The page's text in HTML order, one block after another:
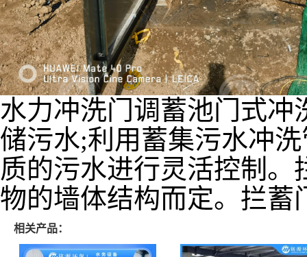
水力冲洗门调蓄池门式冲
储污水;利用蓄集污水冲
质的污水进行灵活控制
物的墙体结构而定。拦蓄
相关产品：